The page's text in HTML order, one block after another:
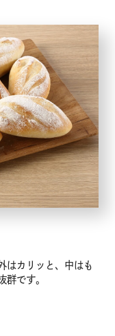
はカリッと、中はも
群です。